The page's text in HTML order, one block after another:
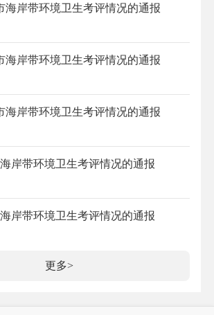
海岸带环境卫生考评情况的通报
海岸带环境卫生考评情况的通报
海岸带环境卫生考评情况的通报
岸带环境卫生考评情况的通报
岸带环境卫生考评情况的通报
更多>